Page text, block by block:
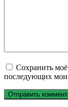
Сохранить моё
последующих